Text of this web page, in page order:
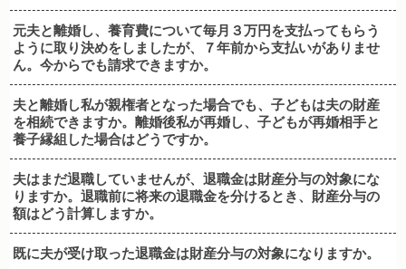
元夫と離婚し、養育費について毎月３万円を支払ってもらう
ように取り決めをしましたが、７年前から支払いがありませ
ん。今からでも請求できますか。
夫と離婚し私が親権者となった場合でも、子どもは夫の財産
を相続できますか。離婚後私が再婚し、子どもが再婚相手と
養子縁組した場合はどうですか。
夫はまだ退職していませんが、退職金は財産分与の対象にな
りますか。退職前に将来の退職金を分けるとき、財産分与の
額はどう計算しますか。
既に夫が受け取った退職金は財産分与の対象になりますか。